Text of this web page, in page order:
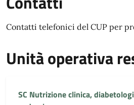
Contatti telefonici del CUP per
Unità operativa
SC Nutrizione clinica,